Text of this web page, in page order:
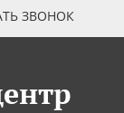
ЗВОНОК